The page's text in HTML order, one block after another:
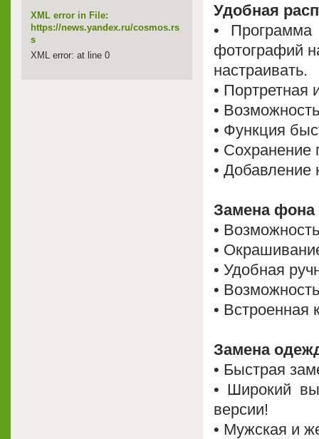
Удобная
• Программа
фотографий
настраивать.
• Портретная
•
• Функция
• Сохранение
•
Замена
•
•
• Удобная
•
• Встроенная
Замена
• Быстрая
• Широкий
версии!
• Мужская и
XML error in File:
https://news.yandex.ru/cosmos.rs
s
XML error: at line 0